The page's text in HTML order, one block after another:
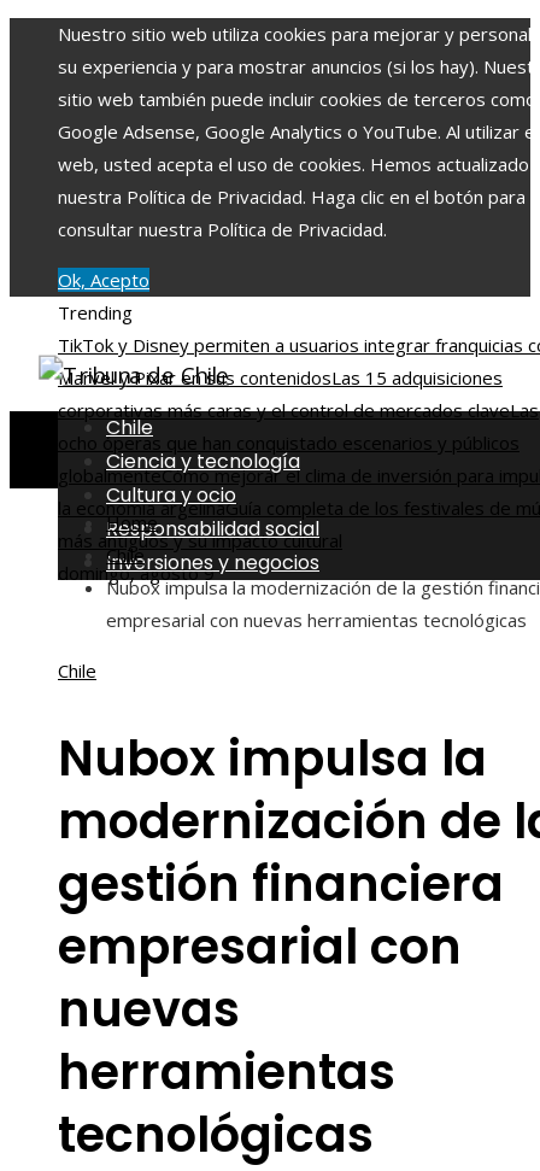
Nuestro sitio web utiliza cookies para mejorar y
su experiencia y para mostrar anuncios (si los hay).
sitio web también puede incluir cookies de terceros como
Google Adsense, Google Analytics o YouTube. Al utilizar
web, usted acepta el uso de cookies. Hemos actualizado
nuestra Política de Privacidad. Haga clic en el botón para
consultar nuestra Política de Privacidad.
Ok, Acepto
Trending
TikTok y Disney permiten a usuarios integrar franquicias
Marvel y Pixar en sus contenidosLas 15 adquisiciones
corporativas más caras y el control de mercados claveLas
ocho óperas que han conquistado escenarios y públicos
globalmenteCómo mejorar el clima de inversión para
la economía argelinaGuía completa de los festivales de
más antiguos y su impacto cultural
domingo, agosto 9
Chile
Ciencia y tecnología
Cultura y ocio
Responsabilidad social
Inversiones y negocios
Home
Chile
Nubox impulsa la modernización de la gestión
empresarial con nuevas herramientas tecnológicas
Chile
Nubox impulsa la
modernización de
gestión financiera
empresarial con
nuevas
herramientas
tecnológicas